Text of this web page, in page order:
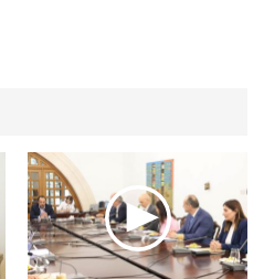
Απόψεις
Αρθρογραφία